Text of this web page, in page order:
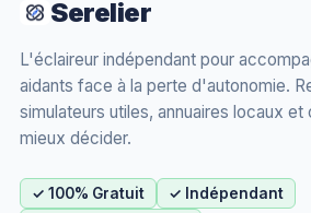
Serelier
L'éclaireur indépendant pour
aidants face à la perte d'autonomie.
simulateurs utiles, annuaires locaux
mieux décider.
✓ 100% Gratuit
✓ Indépendant